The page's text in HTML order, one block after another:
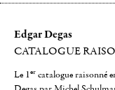
Edgar Degas
CATALOGUE
Le 1er catalogue raisonné